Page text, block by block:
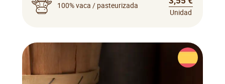
100% vaca / pasteurizada
Unidad